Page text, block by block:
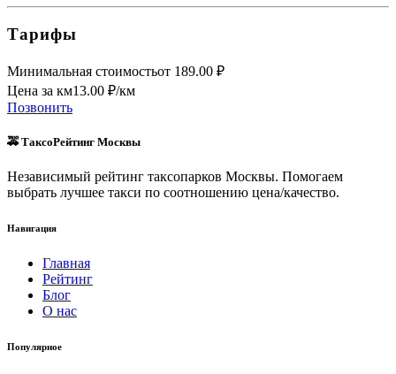
Тарифы
Минимальная стоимостьот 189.00 ₽
Цена за км13.00 ₽/км
Позвонить
🚕 ТаксоРейтинг Москвы
Независимый рейтинг таксопарков Москвы. Помогаем
выбрать лучшее такси по соотношению цена/качество.
Навигация
Главная
Рейтинг
Блог
О нас
Популярное